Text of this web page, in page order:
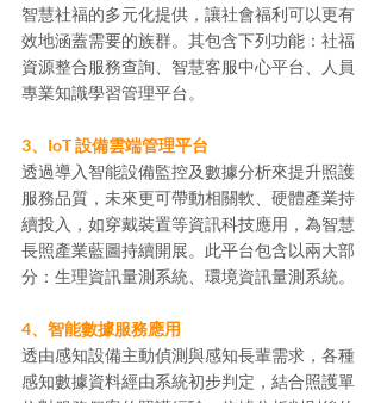
智慧社福的多元化提供，讓社會福利可以更有
效地涵蓋需要的族群。其包含下列功能：社福
資源整合服務查詢、智慧客服中心平台、人員
專業知識學習管理平台。
3、IoT 設備雲端管理平台
透過導入智能設備監控及數據分析來提升照護
服務品質，未來更可帶動相關軟、硬體產業持
續投入，如穿戴裝置等資訊科技應用，為智慧
長照產業藍圖持續開展。此平台包含以兩大部
分：生理資訊量測系統、環境資訊量測系統。
4、智能數據服務應用
透由感知設備主動偵測與感知長輩需求，各種
感知數據資料經由系統初步判定，結合照護單